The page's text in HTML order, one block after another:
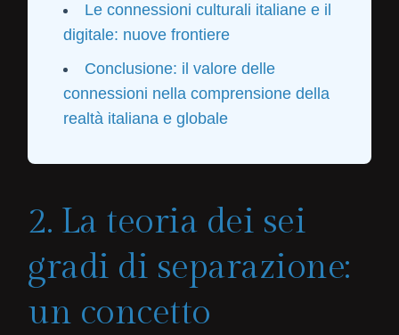
Le connessioni culturali italiane e il
digitale: nuove frontiere
Conclusione: il valore delle
connessioni nella comprensione della
realtà italiana e globale
2. La teoria dei sei
gradi di separazione:
un concetto